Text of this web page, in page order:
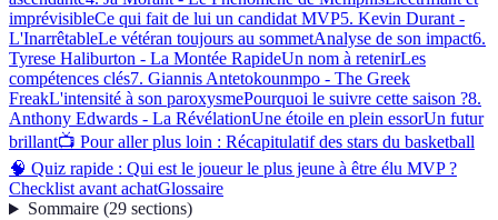
imprévisibleCe qui fait de lui un candidat MVP5. Kevin Durant -
L'InarrêtableLe vétéran toujours au sommetAnalyse de son impact6.
Tyrese Haliburton - La Montée RapideUn nom à retenirLes
compétences clés7. Giannis Antetokounmpo - The Greek
FreakL'intensité à son paroxysmePourquoi le suivre cette saison ?8.
Anthony Edwards - La RévélationUne étoile en plein essorUn futur
brillant📺 Pour aller plus loin : Récapitulatif des stars du basketball
🧠 Quiz rapide : Qui est le joueur le plus jeune à être élu MVP ?
Checklist avant achatGlossaire
Sommaire(29 sections)